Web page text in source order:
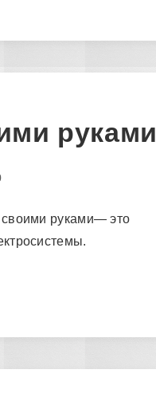
руками
своими руками— это